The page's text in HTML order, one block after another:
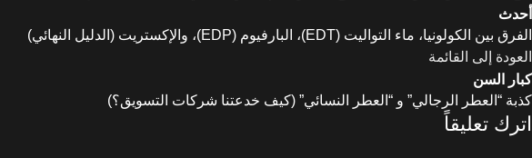
أحدث
الفرق بين الكولونيا، ماء التواليت (EDT)، البارفيوم (EDP)، والإكستريت (الدليل النهائي)
العودة إلى القائمة
كبار السن
كذبة “العطر الرجالي” و “العطر النسائي” (كيف خدعتنا شركات التسويق؟)
اترك تعليقاً